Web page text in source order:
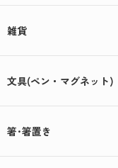
夏に贈って喜
母の日用のお菓
雑貨
文具(ペン・マグネット)
箸･箸置き